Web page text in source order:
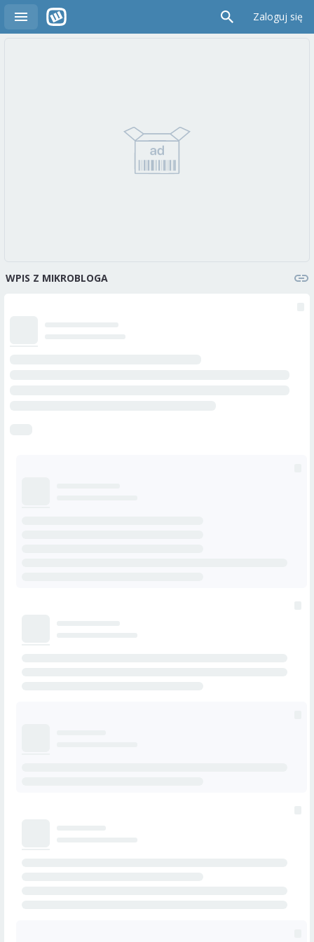
Zaloguj się
WPIS Z MIKROBLOGA